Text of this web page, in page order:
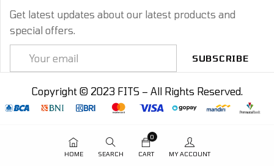
Get latest updates about our latest products and
special offers.
SUBSCRIBE
Copyright © 2023 FITS – All Rights Reserved.
HOME SEARCH
0
CART MY ACCOUNT